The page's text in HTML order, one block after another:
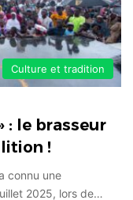
Culture et tradition
: le brasseur
!
connu une
2025, lors de…